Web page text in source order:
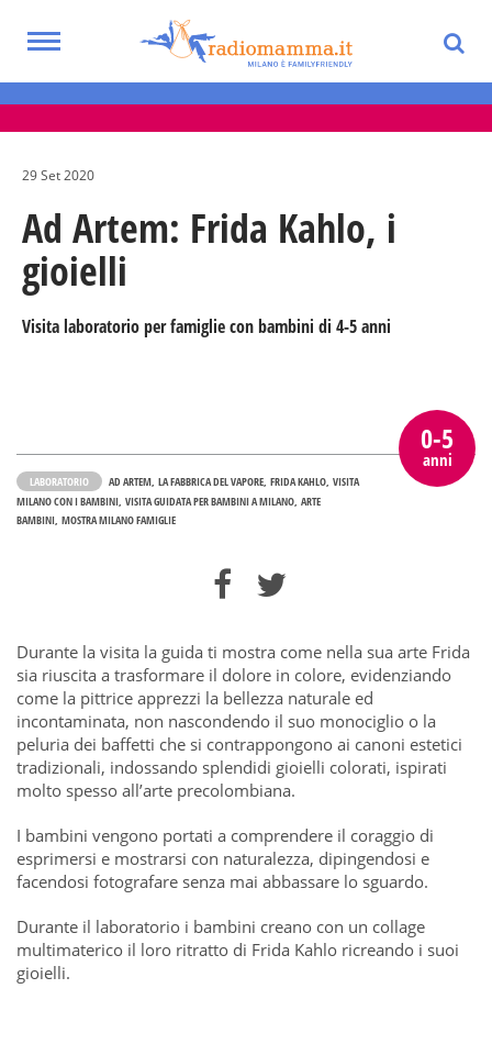
main
Toggle
Eventi per bambini, ragazzi e adolescenti
nella Città Metropolitana di Milano
29 Set 2020
Ad Artem: Frida Kahlo, i
gioielli
Visita laboratorio per famiglie con bambini di 4-5 anni
0-5
anni
LABORATORIO AD ARTEM LA FABBRICA DEL VAPORE FRIDA KAHLO VISITA
MILANO CON I BAMBINI VISITA GUIDATA PER BAMBINI A MILANO ARTE
BAMBINI MOSTRA MILANO FAMIGLIE
Durante la visita la guida ti mostra come nella sua arte Frida
sia riuscita a trasformare il dolore in colore, evidenziando
come la pittrice apprezzi la bellezza naturale ed
incontaminata, non nascondendo il suo monociglio o la
peluria dei baffetti che si contrappongono ai canoni estetici
tradizionali, indossando splendidi gioielli colorati, ispirati
molto spesso all’arte precolombiana.
I bambini vengono portati a comprendere il coraggio di
esprimersi e mostrarsi con naturalezza, dipingendosi e
facendosi fotografare senza mai abbassare lo sguardo.
Durante il laboratorio i bambini creano con un collage
multimaterico il loro ritratto di Frida Kahlo ricreando i suoi
gioielli.